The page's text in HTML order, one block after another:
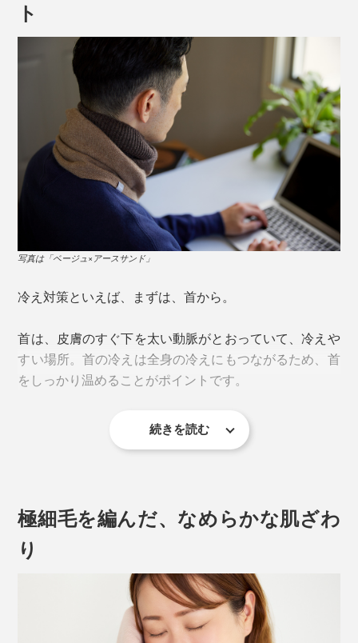
ト
写真は「ベージュ×アースサンド」
冷え対策といえば、まずは、首から。
首は、皮膚のすぐ下を太い動脈がとおっていて、冷えや
すい場所。首の冷えは全身の冷えにもつながるため、首
をしっかり温めることがポイントです。
「上手に巻くのが、むずかしい」
「歩いているうちに、ズルズルほどけてくる」
という、“マフラー・ストール苦手派”も、実は、多くい
続きを読む
極細毛を編んだ、なめらかな肌ざわ
り